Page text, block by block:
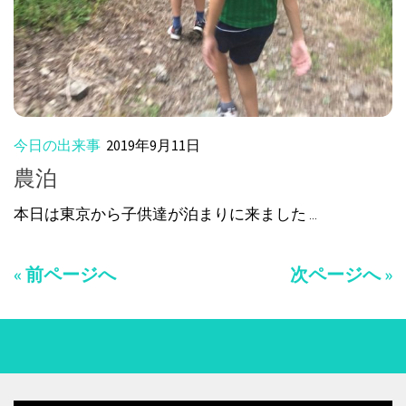
今日の出来事 2019年9月11日
農泊
本日は東京から子供達が泊まりに来ました ...
« 前ページへ 次ページへ »